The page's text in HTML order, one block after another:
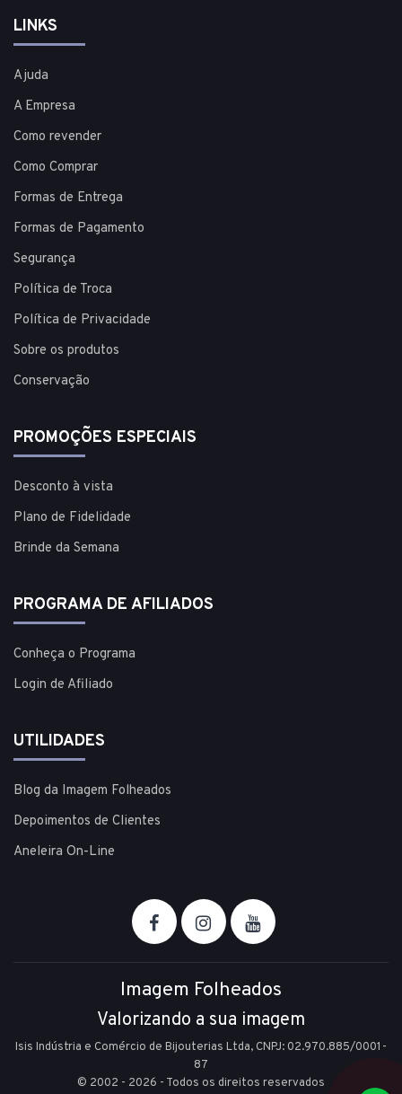
LINKS
Ajuda
A Empresa
Como revender
Como Comprar
Formas de Entrega
Formas de Pagamento
Segurança
Política de Troca
Política de Privacidade
Sobre os produtos
Conservação
PROMOÇÕES ESPECIAIS
Desconto à vista
Plano de Fidelidade
Brinde da Semana
PROGRAMA DE AFILIADOS
Conheça o Programa
Login de Afiliado
UTILIDADES
Blog da Imagem Folheados
Depoimentos de Clientes
Aneleira On-Line
Imagem Folheados
Valorizando a sua imagem
Isis Indústria e Comércio de Bijouterias Ltda, CNPJ: 02.970.885/0001-
87
© 2002 - 2026 - Todos os direitos reservados